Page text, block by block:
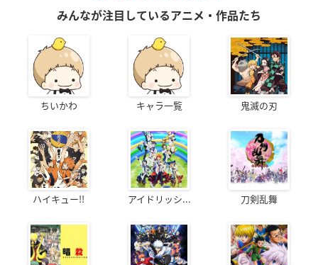
みんなが注目しているアニメ・作品たち
ちいかわ キャラ一覧 鬼滅の刃
ハイキュー!! アイドリッシ... 刀剣乱舞